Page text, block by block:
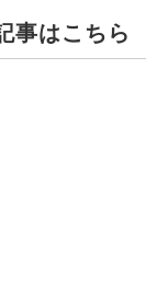
事はこちら